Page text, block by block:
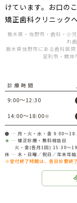
けています。 お口の
矯正歯科クリニック
栃木県・佐野市・歯科・小
れ
栃木県佐野市にある歯科医
足利市・館林
診 療 時 間
9:00～12:30
14:00～18:00※
● … 月・火・水・金 9:00～
★ … 矯正診療・無料相談日
火・金(各月1回) 15:30～19
休 … 木・日曜／祝日／年末年
※受付終了時間は、各日診察終